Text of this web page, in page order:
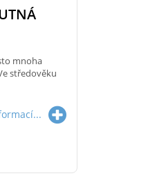
mnoha
středověku